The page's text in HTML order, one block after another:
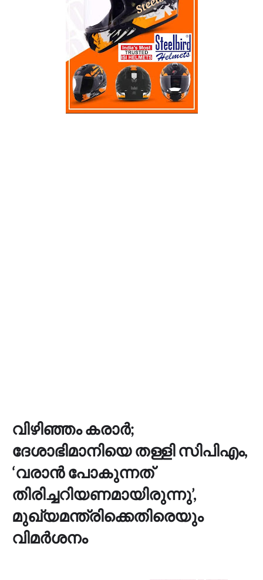
വിഴിഞ്ഞം കരാർ;
ദേശാഭിമാനിയെ തള്ളി സിപിഎം,
‘വരാൻ പോകുന്നത്
തിരിച്ചറിയണമായിരുന്നു’,
മുഖ്യമന്ത്രിക്കെതിരെയും
വിമര്‍ശനം